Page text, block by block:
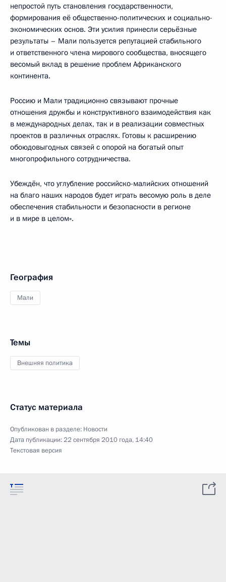
непростой путь становления государственности,
формирования её общественно-политических и социально-
экономических основ. Эти усилия принесли серьёзные
результаты – Мали пользуется репутацией стабильного
и ответственного члена мирового сообщества, вносящего
весомый вклад в решение проблем Африканского
континента.
Россию и Мали традиционно связывают прочные
отношения дружбы и конструктивного взаимодействия как
в международных делах, так и в реализации совместных
проектов в различных отраслях. Готовы к расширению
обоюдовыгодных связей с опорой на богатый опыт
многопрофильного сотрудничества.
Убеждён, что углубление российско-малийских отношений
на благо наших народов будет играть весомую роль в деле
обеспечения стабильности и безопасности в регионе
и в мире в целом».
География
Мали
Темы
Внешняя политика
Статус материала
Опубликован в разделе: Новости
Дата публикации:22 сентября 2010 года, 14:40
Текстовая версия